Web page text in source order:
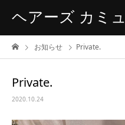
ヘアーズ カミュ
お知らせ Private.
Private.
2020.10.24